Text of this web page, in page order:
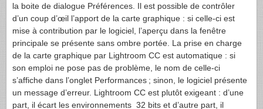
la boite de dialogue Préférences. Il est possible de contrôler
d’un coup d’œil l’apport de la carte graphique : si celle-ci est
mise à contribution par le logiciel, l’aperçu dans la fenêtre
principale se présente sans ombre portée. La prise en charge
de la carte graphique par Lightroom CC est automatique : si
son emploi ne pose pas de problème, le nom de celle-ci
s’affiche dans l’onglet Performances ; sinon, le logiciel présente
un message d’erreur. Lightroom CC est plutôt exigeant : d’une
part, il écart les environnements 32 bits et d’autre part, il